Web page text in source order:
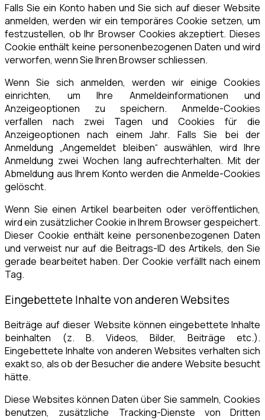
Falls Sie ein Konto haben und Sie sich auf dieser Website
anmelden, werden wir ein temporäres Cookie setzen, um
festzustellen, ob Ihr Browser Cookies akzeptiert. Dieses
Cookie enthält keine personenbezogenen Daten und wird
verworfen, wenn Sie Ihren Browser schliessen.
Wenn Sie sich anmelden, werden wir einige Cookies
einrichten, um Ihre Anmeldeinformationen und
Anzeigeoptionen zu speichern. Anmelde-Cookies
verfallen nach zwei Tagen und Cookies für die
Anzeigeoptionen nach einem Jahr. Falls Sie bei der
Anmeldung „Angemeldet bleiben“ auswählen, wird Ihre
Anmeldung zwei Wochen lang aufrechterhalten. Mit der
Abmeldung aus Ihrem Konto werden die Anmelde-Cookies
gelöscht.
Wenn Sie einen Artikel bearbeiten oder veröffentlichen,
wird ein zusätzlicher Cookie in Ihrem Browser gespeichert.
Dieser Cookie enthält keine personenbezogenen Daten
und verweist nur auf die Beitrags-ID des Artikels, den Sie
gerade bearbeitet haben. Der Cookie verfällt nach einem
Tag.
Eingebettete Inhalte von anderen Websites
Beiträge auf dieser Website können eingebettete Inhalte
beinhalten (z. B. Videos, Bilder, Beiträge etc.).
Eingebettete Inhalte von anderen Websites verhalten sich
exakt so, als ob der Besucher die andere Website besucht
hätte.
Diese Websites können Daten über Sie sammeln, Cookies
benutzen, zusätzliche Tracking-Dienste von Dritten